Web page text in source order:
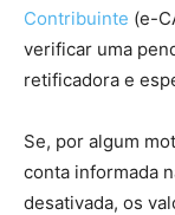
Contribuinte (e-
verificar uma
retificadora e
Se, por algum
conta informada
desativada, os